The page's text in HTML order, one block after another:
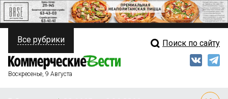
ПОЛИТИКА
ФИНАНСЫ
Свежий выпуск
Все рубрики Поиск по сайту
Воскресенье, 9 Августа